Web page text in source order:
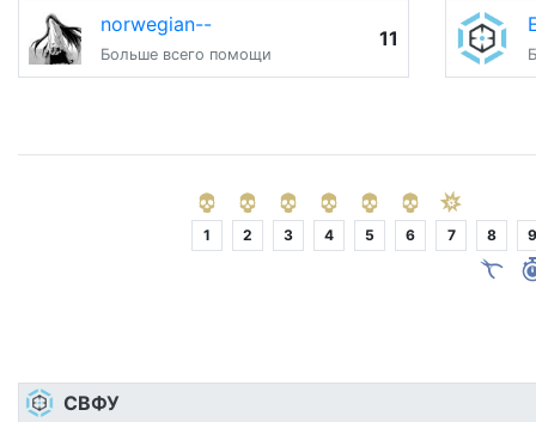
norwegian--
Больше всего помощи
11
1 2 3 4 5 6 7 8 9
СВФУ